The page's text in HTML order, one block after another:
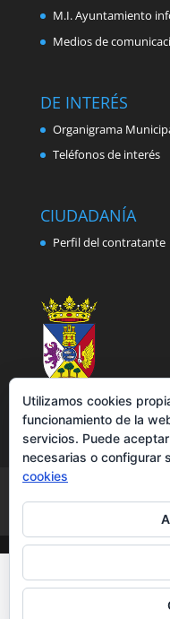
M.I. Ayuntamiento
Medios de
DE INTERÉS
Organigrama
Teléfonos de interés
CIUDADANÍA
Perfil del contratante
Política de
Utilizamos cookies
funcionamiento de la
servicios. Puede
necesarias o configurar
cookies